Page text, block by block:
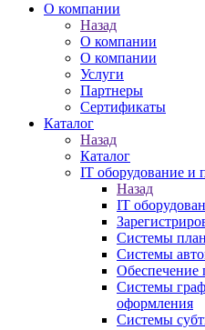
О компании
Назад
О компании
О компании
Услуги
Партнеры
Сертификаты
Каталог
Назад
Каталог
IT оборудование и
Назад
IT
Системы
Системы
Обеспечение
Системы
оформления
Системы